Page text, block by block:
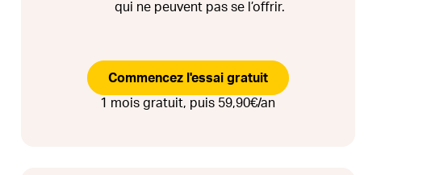
qui ne peuvent pas se l’offrir.
Commencez l'essai gratuit
1 mois gratuit, puis 59,90€/an